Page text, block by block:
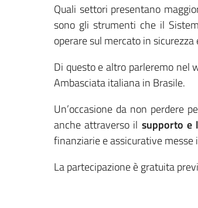
Quali settori presentano
sono gli strumenti che il
operare sul mercato in
Di questo e altro parleremo nel
Ambasciata italiana in Brasile.
Un’occasione da non perdere
anche attraverso il supporto e
finanziarie e assicurative messe
La partecipazione è gratuita